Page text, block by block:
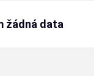
žádná data